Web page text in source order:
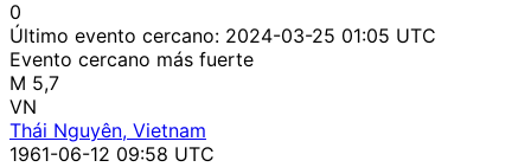
0
Último evento cercano: 2024-03-25 01:05 UTC
Evento cercano más fuerte
M 5,7
VN
Thái Nguyên, Vietnam
1961-06-12 09:58 UTC